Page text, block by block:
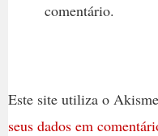
comentário.
Este site utiliza o
seus dados em